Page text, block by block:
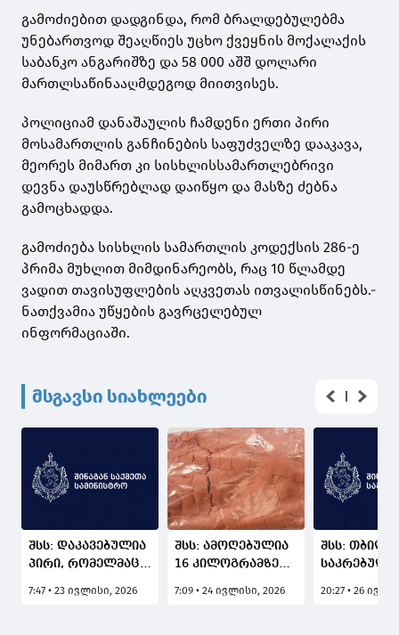
გამოძიებით დადგინდა, რომ ბრალდებულებმა
უნებართვოდ შეაღწიეს უცხო ქვეყნის მოქალაქის
საბანკო ანგარიშზე და 58 000 აშშ დოლარი
მართლსაწინააღმდეგოდ მიითვისეს.
პოლიციამ დანაშაულის ჩამდენი ერთი პირი
მოსამართლის განჩინების საფუძველზე დააკავა,
მეორეს მიმართ კი სისხლისსამართლებრივი
დევნა დაუსწრებლად დაიწყო და მასზე ძებნა
გამოცხადდა.
გამოძიება სისხლის სამართლის კოდექსის 286-ე
პრიმა მუხლით მიმდინარეობს, რაც 10 წლამდე
ვადით თავისუფლების აღკვეთას ითვალისწინებს.-
ნათქვამია უწყების გავრცელებულ
ინფორმაციაში.
მსგავსი სიახლეები
შსს: დაკავებულია
პირი, რომელმაც
იძალადა ონისე
7:47 • 23 ივლისი, 2026
შსს: ამოღებულია
16 კილოგრამზე
სახის ნარკოტიკი
7:09 • 24 ივლისი, 2026
შსს:
20:27 • 26